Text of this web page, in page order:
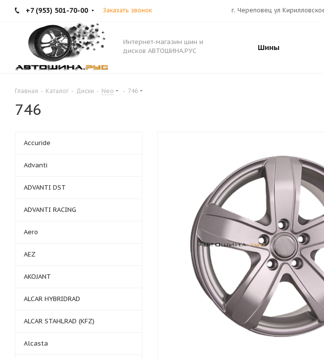
+7 (953) 501-70-00 Заказать звонок
Интернет-магазин шин и
дисков АВТОШИНА.РУС
Шины
Главная - Каталог - Диски - Neo - 746
746
Accuride
Advanti
ADVANTI DST
ADVANTI RACING
Aero
AEZ
AKOJANT
ALCAR HYBRIDRAD
ALCAR STAHLRAD (KFZ)
Alcasta